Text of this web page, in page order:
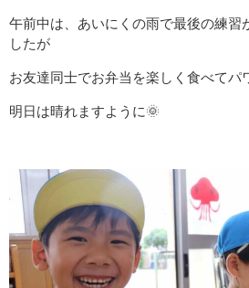
午前中は、あいにくの雨で最後の練習
したが
お友達同士でお弁当を楽しく食べてパ
明日は晴れますように🌞